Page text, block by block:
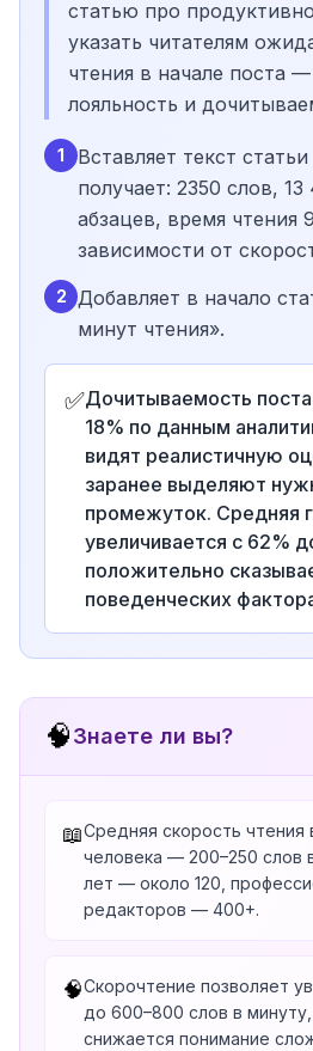
статью про
указать читателям
чтения в начале поста
лояльность и
1
Вставляет текст
получает: 2350 слов,
абзацев, время чтения
зависимости от
2 Добавляет в начало
минут чтения».
✅Дочитываемость
18% по данным
видят реалистичную
заранее выделяют
промежуток. Средняя
увеличивается с 62%
положительно
поведенческих
🧠Знаете ли вы?
📖Средняя скорость чтения
человека — 200–250 слов
лет — около 120,
редакторов — 400+.
🧠Скорочтение позволяет
до 600–800 слов в
снижается понимание